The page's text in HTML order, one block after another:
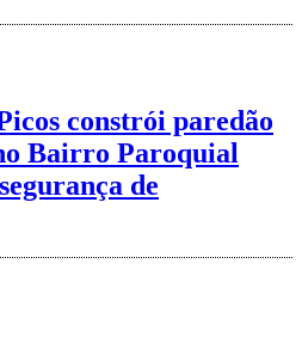
constrói paredão
Bairro Paroquial
de